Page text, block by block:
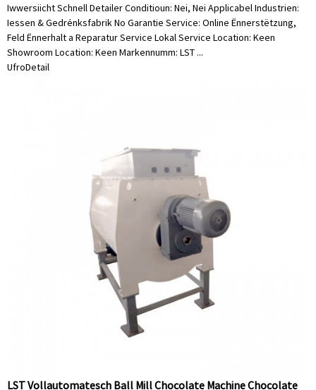
Iwwersiicht Schnell Detailer Conditioun: Nei, Nei Applicabel Industrien:
Iessen & Gedrénksfabrik No Garantie Service: Online Ënnerstëtzung,
Feld Ënnerhalt a Reparatur Service Lokal Service Location: Keen
Showroom Location: Keen Markennumm: LST ...
UfroDetail
LST Vollautomatesch Ball Mill Chocolate Machine Chocolate